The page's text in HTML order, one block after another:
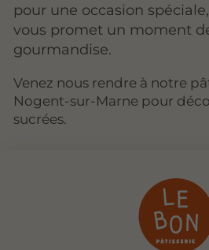
pour une occasion
vous promet un moment
gourmandise.
Venez nous rendre à notre
Nogent-sur-Marne pour
sucrées.